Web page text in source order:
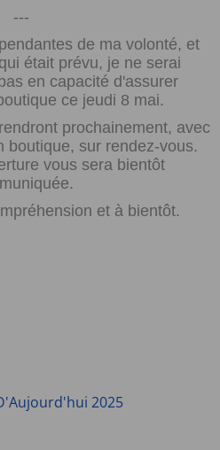
---
de ma volonté, et
était prévu, je ne serai
en capacité d'assurer
ce jeudi 8 mai.
prochainement, avec
boutique, sur rendez-vous.
vous sera bientôt
et à bientôt.
2025